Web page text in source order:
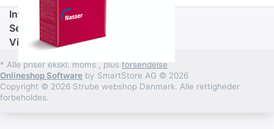
Informationer
Service
Virksomhed
* Alle priser ekskl. moms , plus forsendelse
Onlineshop Software by SmartStore AG © 2026
Copyright © 2026 Strube webshop Danmark. Alle rettigheder
forbeholdes.